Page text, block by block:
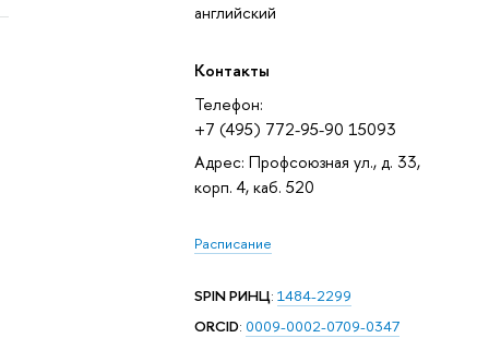
английский
Контакты
Телефон:
+7 (495) 772-95-90 15093
Адрес: Профсоюзная ул., д. 33,
корп. 4, каб. 520
Расписание
SPIN РИНЦ: 1484-2299
ORCID: 0009-0002-0709-0347